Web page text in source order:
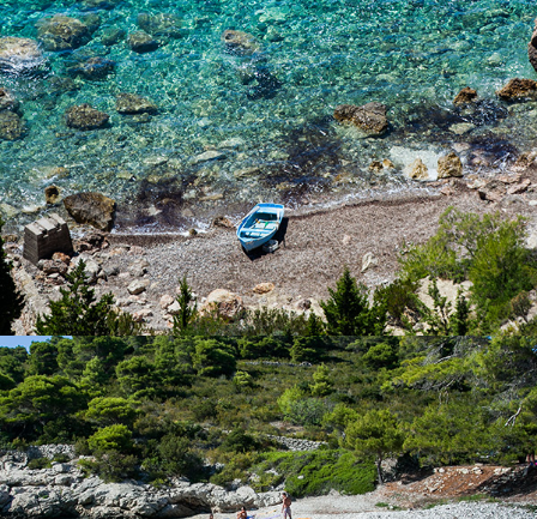
DER STRAND BARJOŠKA
Der Strand Barjoška befindet sich nicht weit von Komiža, nur 5
Minuten Fahrt mit unserem Taxi-Boot. Der Strand Barjoška hat
viel Schatten und wundervoll klares Meer. Es wurde nach den
beiden Inseln genannt, die sich in der Nähe befinden. Dies sind
die Inseln der große und der kleine Barjak. Der Barjoška Strand
ist für seine Ex-Militär Batterie Barjaci bekannt. Kontaktieren Sie
x